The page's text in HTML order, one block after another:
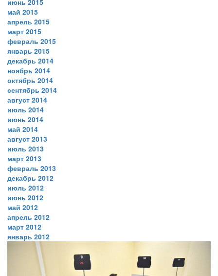
июнь 2015
май 2015
апрель 2015
март 2015
февраль 2015
январь 2015
декабрь 2014
ноябрь 2014
октябрь 2014
сентябрь 2014
август 2014
июль 2014
июнь 2014
май 2014
август 2013
июль 2013
март 2013
февраль 2013
декабрь 2012
июль 2012
июнь 2012
май 2012
апрель 2012
март 2012
январь 2012